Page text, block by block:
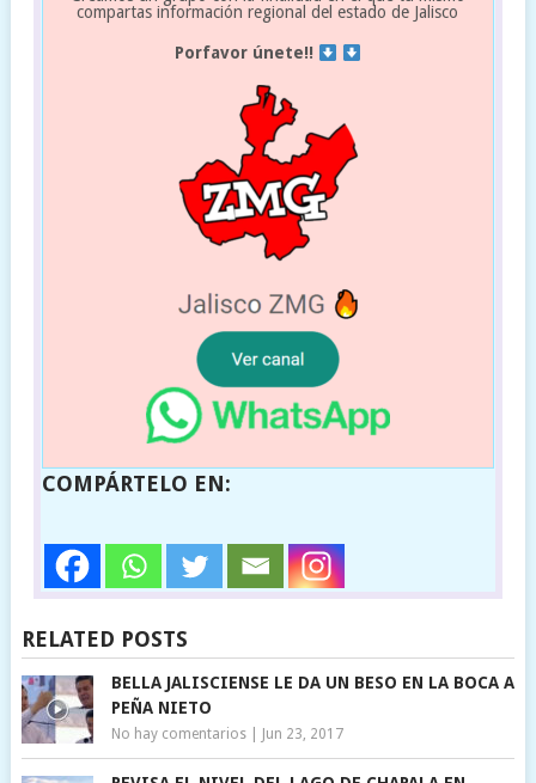
compartas información regional del estado de Jalisco
Porfavor únete!!
COMPÁRTELO EN:
RELATED POSTS
BELLA JALISCIENSE LE DA UN BESO EN LA BOCA A
PEÑA NIETO
No hay comentarios| Jun 23, 2017